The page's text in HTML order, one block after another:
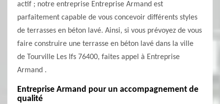
actif ; notre entreprise Entreprise Armand est
parfaitement capable de vous concevoir différents styles
de terrasses en béton lavé. Ainsi, si vous prévoyez de vous
faire construire une terrasse en béton lavé dans la ville
de Tourville Les Ifs 76400, faites appel à Entreprise
Armand .
Entreprise Armand pour un accompagnement de
qualité